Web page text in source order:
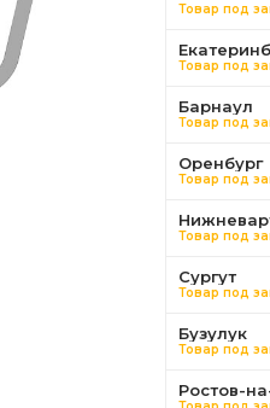
Товар под
Товар под
Барнаул
Товар под
Оренбург
Товар под
Товар под
Сургут
Товар под
Бузулук
Товар под
Ростов-